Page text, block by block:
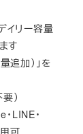
イリー容量
す
追加）」を
）
LINE・